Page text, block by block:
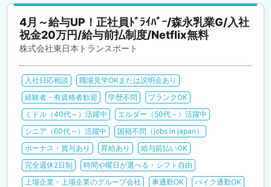
4月～給与UP！正社員ﾄﾞﾗｲﾊﾞｰ/森永乳業G/入社
祝金20万円/給与前払制度/Netflix無料
株式会社東日本トランスポート
入社日応相談
職場見学OKまたは説明会あり
経験者・有資格者歓迎
学歴不問
ブランクOK
ミドル（40代～）活躍中
エルダー（50代～）活躍中
シニア（60代～）活躍中
国籍不問（jobs in japan）
ボーナス・賞与あり
昇給あり
給与前払いOK
完全週休2日制
時間や曜日が選べる・シフト自由
上場企業・上場企業のグループ会社
車通勤OK
バイク通勤OK